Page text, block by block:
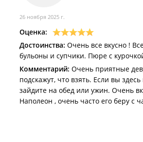
26 ноября 2025 г.
Оценка:
Достоинства: Очень все вкусно !
бульоны и супчики. Пюре с
Комментарий: Очень приятные
подскажут, что взять. Если вы
зайдите на обед или ужин. Очень
Наполеон , очень часто его беру с